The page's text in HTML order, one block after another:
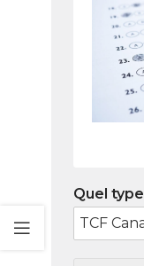
Quel